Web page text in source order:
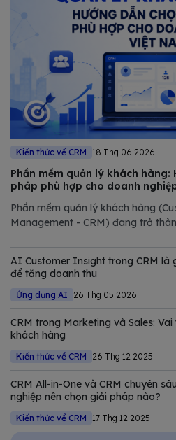
Kiến thức về CRM 18 Thg 06 2026
Phần mềm quản lý khách hàng:
pháp phù hợp cho doanh
Phần mềm quản lý khách hàng
Management - CRM) đang trở
Trong bài viết này, Bizfly tổng
giải pháp CRM tốt nhất
AI Customer Insight trong CRM là
để tăng doanh thu
Ứng dụng AI 26 Thg 05 2026
CRM trong Marketing và Sales:
khách hàng
Kiến thức về CRM 26 Thg 12 2025
CRM All-in-One và CRM chuyên
nghiệp nên chọn giải pháp nào?
Kiến thức về CRM 17 Thg 12 2025